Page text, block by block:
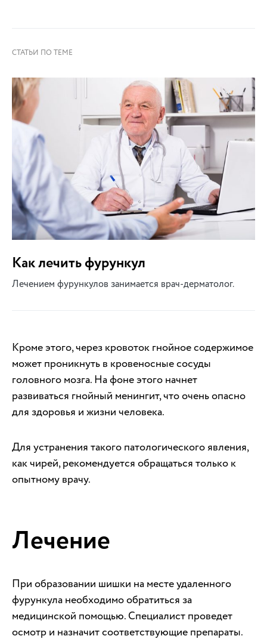
Как лечить фурункул
Лечением фурункулов занимается врач-дерматолог.
Кроме этого, через кровоток гнойное содержимое
может проникнуть в кровеносные сосуды
головного мозга. На фоне этого начнет
развиваться гнойный менингит, что очень опасно
для здоровья и жизни человека.
Для устранения такого патологического явления,
как чирей, рекомендуется обращаться только к
опытному врачу.
Лечение
При образовании шишки на месте удаленного
фурункула необходимо обратиться за
медицинской помощью. Специалист проведет
осмотр и назначит соответствующие препараты.